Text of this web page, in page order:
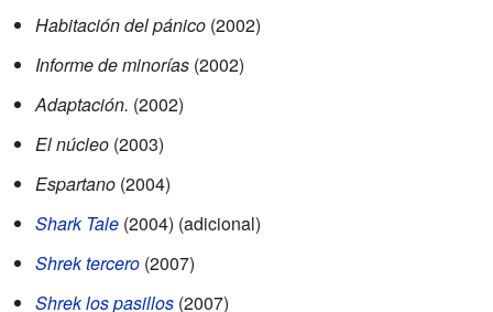
Habitación del pánico (2002)
Informe de minorías (2002)
Adaptación. (2002)
El núcleo (2003)
Espartano (2004)
Shark Tale (2004) (adicional)
Shrek tercero (2007)
Shrek los pasillos (2007)